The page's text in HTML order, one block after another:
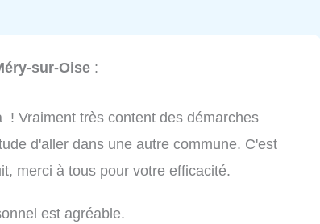
sur-Oise :
Vraiment très content des démarches
d'aller dans une autre commune. C'est
merci à tous pour votre efficacité.
est agréable.